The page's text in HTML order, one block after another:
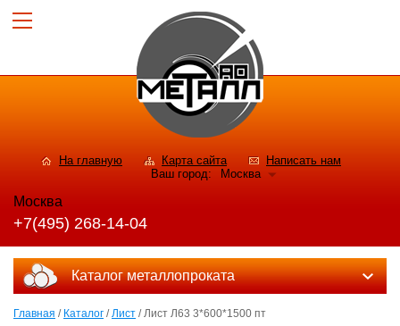
На главную Карта сайта
Написать нам
Ваш город:
Москва
Москва
+7(495) 268-14-04
Каталог металлопроката
Главная / Каталог /Лист / Лист Л63 3*600*1500 пт